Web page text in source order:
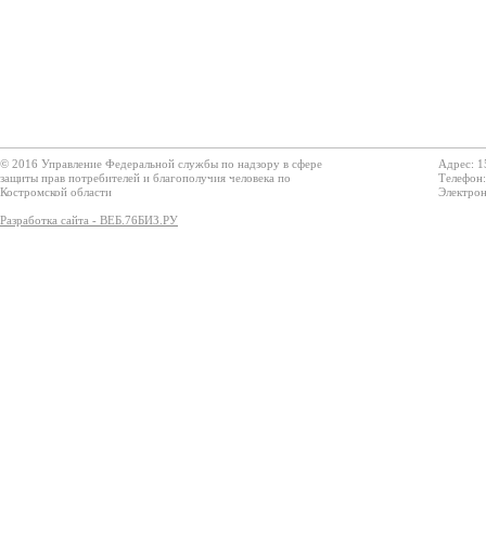
© 2016 Управление Федеральной службы по надзору в сфере
защиты прав потребителей и благополучия человека по
Костромской области
Разработка сайта - ВЕБ.76БИЗ.РУ
Адрес: